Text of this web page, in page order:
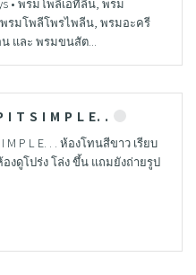
พรมโพลีโพรไพลีน, พรมอะครี
และ พรมขนสัต...
I T S I M P L E. .
I M P L E. . . ห้องโทนสีขาว เรียบ
งดูโปร่ง โล่ง ขึ้น แถมยังถ่ายรูป